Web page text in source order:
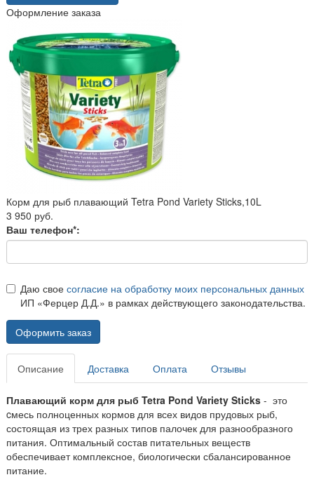
Оформление заказа
Корм для рыб плавающий Tetra Pond Variety Sticks,10L
3 950 руб.
Ваш телефон*:
Даю свое согласие на обработку моих персональных данных
ИП «Ферцер Д.Д.» в рамках действующего законодательства.
Оформить заказ
Описание Доставка Оплата Отзывы
Плавающий корм для рыб Tetra Pond Variety Sticks - это
cмесь полноценных кормов для всех видов прудовых рыб,
состоящая из трех разных типов палочек для разнообразного
питания. Оптимальный состав питательных веществ
обеспечивает комплексное, биологически сбалансированное
питание.